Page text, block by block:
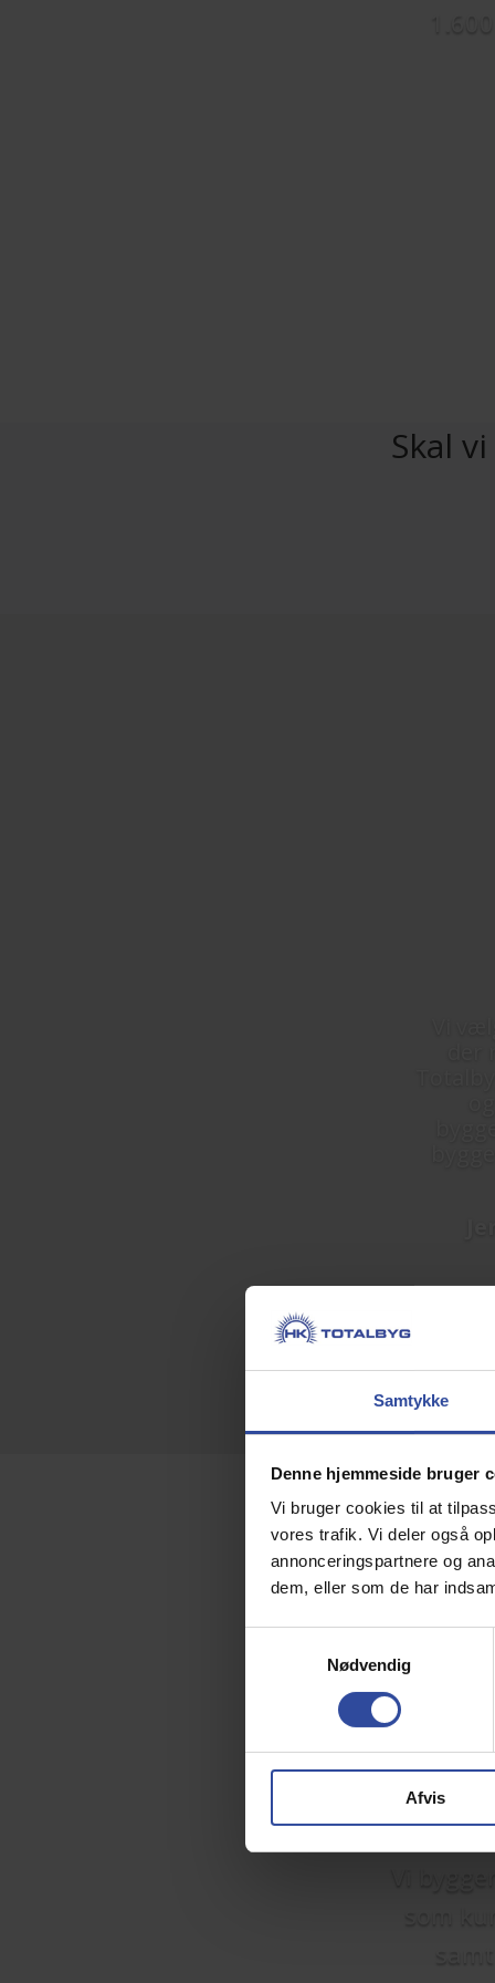
Samtykke
Denne hjemmeside bruger
Vi bruger cookies til at
vores trafik. Vi deler også
annonceringspartnere og
dem, eller som de har
Nødvendig
Afvis
Skal